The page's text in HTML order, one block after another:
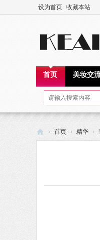
设为首页 收藏本站
首页 美妆交
› 首页 › 精华 ›